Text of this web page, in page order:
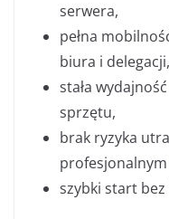
serwera,
pełna
biura i delegacji,
stała
sprzętu,
brak ryzyka
szybki start